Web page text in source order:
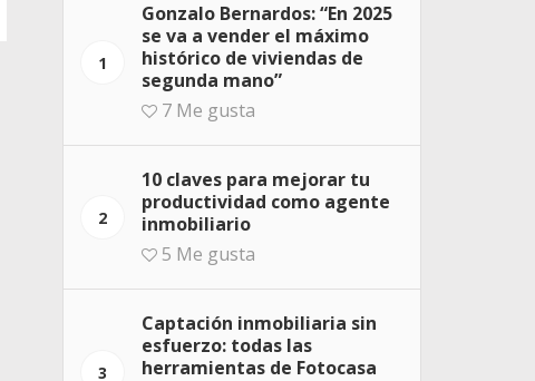
1
Gonzalo Bernardos: “En 2025
se va a vender el máximo
histórico de viviendas de
segunda mano”
7 Me gusta
2
10 claves para mejorar tu
productividad como agente
inmobiliario
5 Me gusta
3
Captación inmobiliaria sin
esfuerzo: todas las
herramientas de Fotocasa